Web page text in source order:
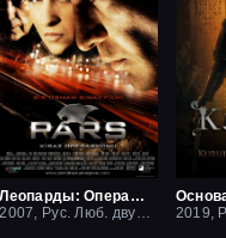
Леопарды: Операция вишня